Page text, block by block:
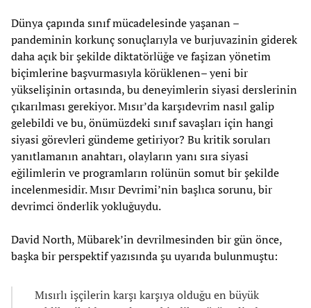
Dünya çapında sınıf mücadelesinde yaşanan –
pandeminin korkunç sonuçlarıyla ve burjuvazinin giderek
daha açık bir şekilde diktatörlüğe ve faşizan yönetim
biçimlerine başvurmasıyla körüklenen– yeni bir
yükselişinin ortasında, bu deneyimlerin siyasi derslerinin
çıkarılması gerekiyor. Mısır’da karşıdevrim nasıl galip
gelebildi ve bu, önümüzdeki sınıf savaşları için hangi
siyasi görevleri gündeme getiriyor? Bu kritik soruları
yanıtlamanın anahtarı, olayların yanı sıra siyasi
eğilimlerin ve programların rolünün somut bir şekilde
incelenmesidir. Mısır Devrimi’nin başlıca sorunu, bir
devrimci önderlik yokluğuydu.
David North, Mübarek’in devrilmesinden bir gün önce,
başka bir perspektif yazısında şu uyarıda bulunmuştu:
Mısırlı işçilerin karşı karşıya olduğu en büyük